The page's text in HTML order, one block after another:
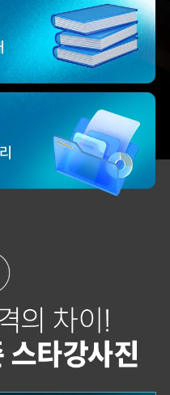
해커스 여지훈
평가사님의 기출강의와
GS를 통해 넉넉한 실무
점수를 받으며 합격할 수
있었습니다.
합격생 김*인님
피드백 해주셔서 합격할
수 있었습니다.
합격생 이*원님